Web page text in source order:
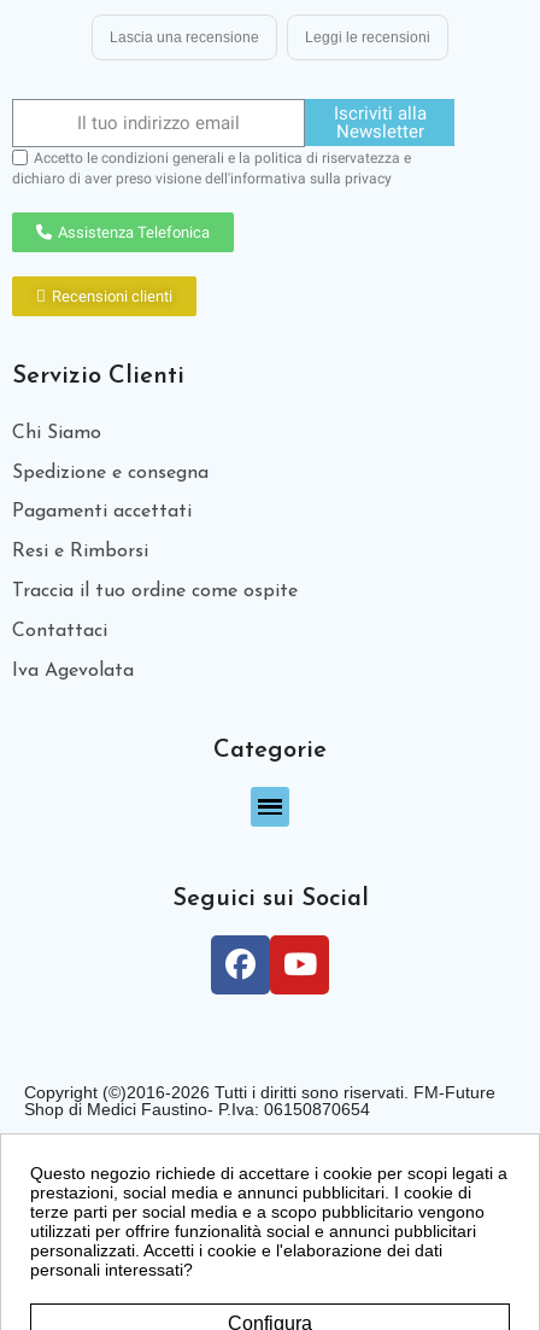
Lascia una recensione Leggi le recensioni
Iscriviti alla
Newsletter
Accetto le condizioni generali e la politica di riservatezza e
dichiaro di aver preso visione dell'informativa sulla privacy
Assistenza Telefonica
Recensioni clienti
Servizio Clienti
Chi Siamo
Spedizione e consegna
Pagamenti accettati
Resi e Rimborsi
Traccia il tuo ordine come ospite
Contattaci
Iva Agevolata
Categorie
Seguici sui Social
Copyright (©)2016-2026 Tutti i diritti sono riservati. FM-Future
Shop di Medici Faustino- P.Iva: 06150870654
Questo negozio richiede di accettare i cookie per scopi legati a
prestazioni, social media e annunci pubblicitari. I cookie di
terze parti per social media e a scopo pubblicitario vengono
utilizzati per offrire funzionalità social e annunci pubblicitari
personalizzati. Accetti i cookie e l'elaborazione dei dati
personali interessati?
Configura